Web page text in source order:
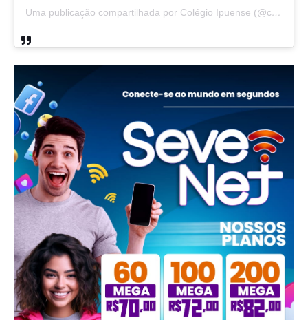
Uma publicação compartilhada por Colégio Ipuense (@colegioipuense)